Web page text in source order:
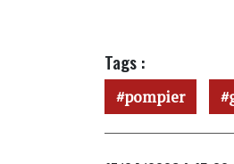
Tags :
pompier